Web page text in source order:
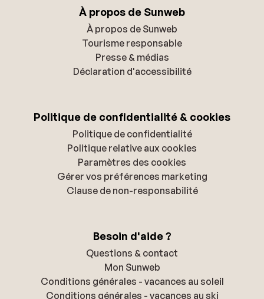
À propos de Sunweb
À propos de Sunweb
Tourisme responsable
Presse & médias
Déclaration d'accessibilité
Politique de confidentialité & cookies
Politique de confidentialité
Politique relative aux cookies
Paramètres des cookies
Gérer vos préférences marketing
Clause de non-responsabilité
Besoin d'aide ?
Questions & contact
Mon Sunweb
Conditions générales - vacances au soleil
Conditions générales - vacances au ski